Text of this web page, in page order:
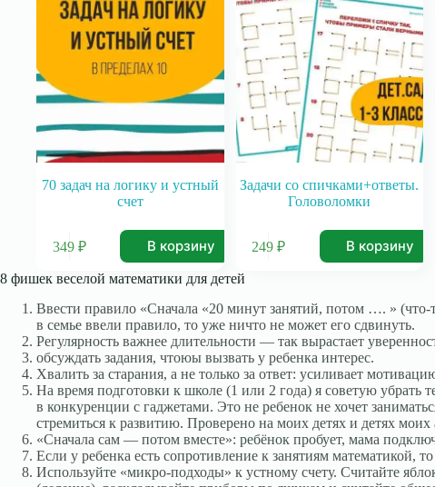
70 задач на логику и устный
счет
349 ₽ В корзину
Задачи со спичками+ответы.
Головоломки
249₽ В корзину
8 фишек веселой математики для детей
Ввести правило «Сначала «20 минут занятий, потом …. »
в семье ввели правило, то уже ничто не может его сдвинуть.
Регулярность важнее длительности — так вырастает
​обсуждать задания, чтоюы вызвать у ребенка интерес.
Хвалить за старания, а не только за ответ: усиливает
На время подготовки к школе (1 или 2 года) я советую убрать
в конкуренции с гаджетами. Это не ребенок не хочет
стремиться к развитию. Проверено на моих детях и детях
«Сначала сам — потом вместе»: ребёнок пробует, мама
​Если у ребенка есть сопротивление к занятиям математикой,
Используйте «микро‑подходы» к устному счету. Считайте